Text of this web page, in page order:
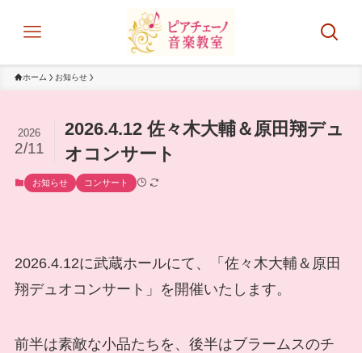
ホーム お知らせ
2026.4.12 佐々木大輔＆原田翔デュ
オコンサート
2026
2/11
お知らせ コンサート
2026.4.12に武蔵ホールにて、「佐々木大輔＆原田
翔デュオコンサート」を開催いたします。
前半は素敵な小品たちを、後半はブラームスのチ